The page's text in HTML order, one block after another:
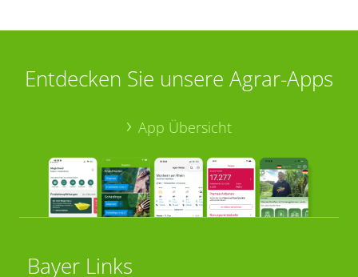
Entdecken Sie unsere Agrar-Apps
App Übersicht
Bayer Links